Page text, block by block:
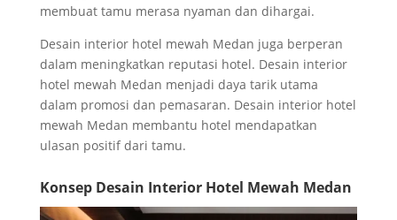
membuat tamu merasa nyaman dan dihargai.
Desain interior hotel mewah Medan juga berperan
dalam meningkatkan reputasi hotel. Desain interior
hotel mewah Medan menjadi daya tarik utama
dalam promosi dan pemasaran. Desain interior hotel
mewah Medan membantu hotel mendapatkan
ulasan positif dari tamu.
Konsep Desain Interior Hotel Mewah Medan